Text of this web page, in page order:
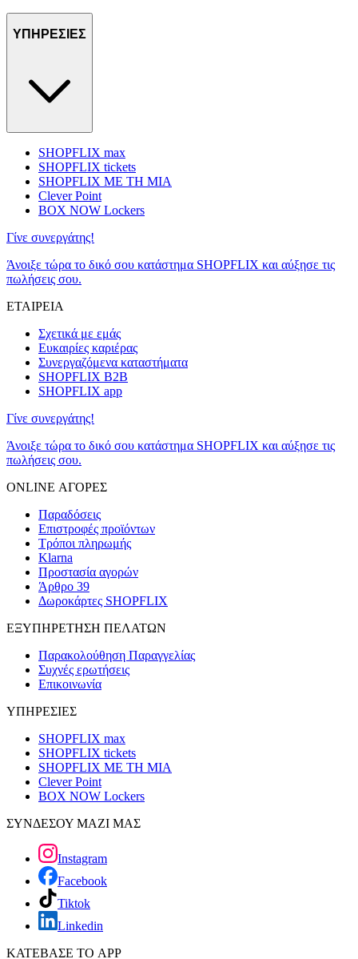
ΥΠΗΡΕΣΙΕΣ
SHOPFLIX max
SHOPFLIX tickets
SHOPFLIX ΜΕ ΤΗ ΜΙΑ
Clever Point
BOX NOW Lockers
Γίνε συνεργάτης!
Άνοιξε τώρα το δικό σου κατάστημα SHOPFLIX και αύξησε τις
πωλήσεις σου.
ΕΤΑΙΡΕΙΑ
Σχετικά με εμάς
Ευκαιρίες καριέρας
Συνεργαζόμενα καταστήματα
SHOPFLIX B2B
SHOPFLIX app
Γίνε συνεργάτης!
Άνοιξε τώρα το δικό σου κατάστημα SHOPFLIX και αύξησε τις
πωλήσεις σου.
ONLINE ΑΓΟΡΕΣ
Παραδόσεις
Επιστροφές προϊόντων
Τρόποι πληρωμής
Klarna
Προστασία αγορών
Άρθρο 39
Δωροκάρτες SHOPFLIX
ΕΞΥΠΗΡΕΤΗΣΗ ΠΕΛΑΤΩΝ
Παρακολούθηση Παραγγελίας
Συχνές ερωτήσεις
Επικοινωνία
ΥΠΗΡΕΣΙΕΣ
SHOPFLIX max
SHOPFLIX tickets
SHOPFLIX ΜΕ ΤΗ ΜΙΑ
Clever Point
BOX NOW Lockers
ΣΥΝΔΕΣΟΥ ΜΑΖΙ ΜΑΣ
Instagram
Facebook
Tiktok
Linkedin
ΚΑΤΕΒΑΣΕ ΤΟ APP